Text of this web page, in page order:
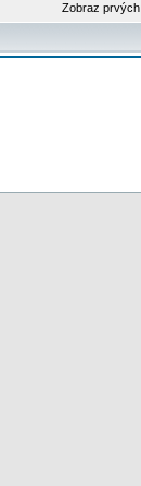
Zobraz prvých